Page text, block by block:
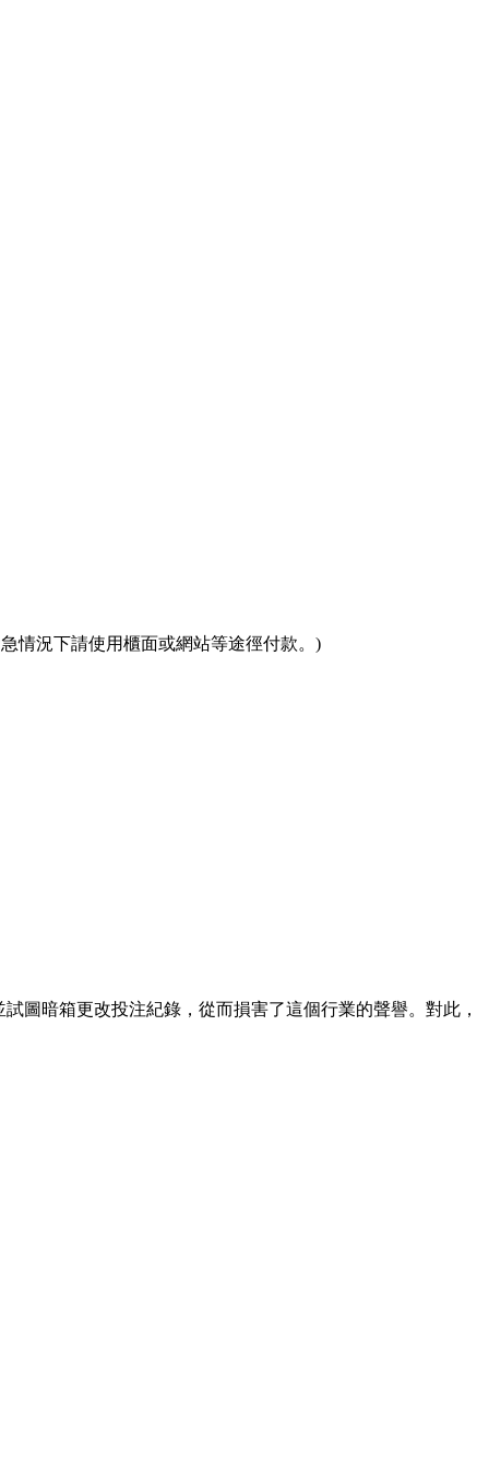
情況下請使用櫃面或網站等途徑付款。)
圖暗箱更改投注紀錄，從而損害了這個行業的聲譽。對此，